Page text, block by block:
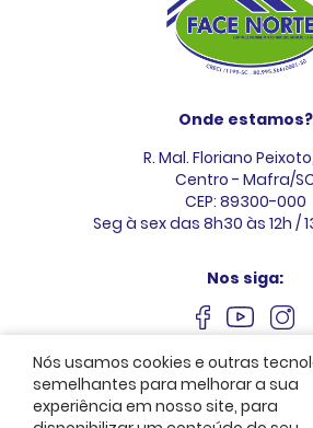
Nós usamos cookies e outras
semelhantes para melhorar a sua
experiência em nosso site, para
Onde estamos?
R. Mal. Floriano
Centro - Mafra/
CEP: 89300-000
Seg à sex das 8h30 às 12h /
Nos siga:
Face Norte © 2026. Creci 1199-SC.